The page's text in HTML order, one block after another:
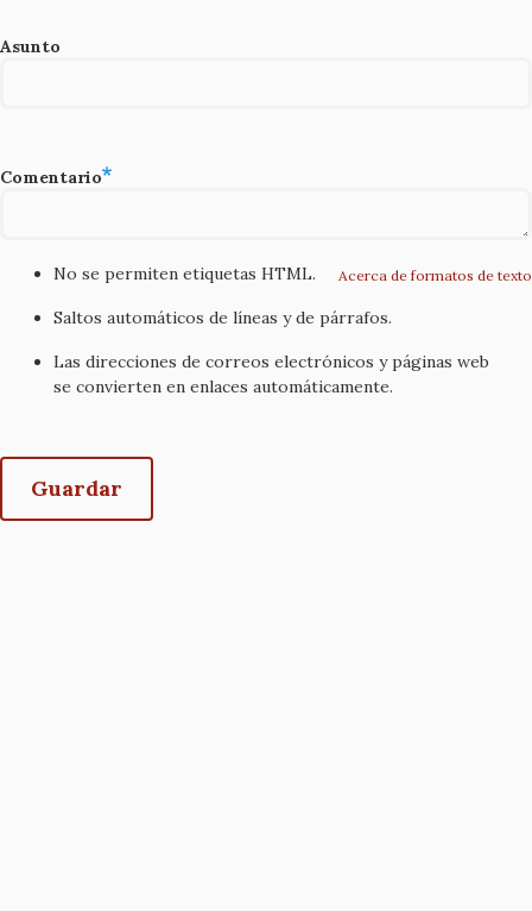
Asunto
Comentario
Acerca de formatos de texto
No se permiten etiquetas HTML.
Saltos automáticos de líneas y de párrafos.
Las direcciones de correos electrónicos y páginas web
se convierten en enlaces automáticamente.